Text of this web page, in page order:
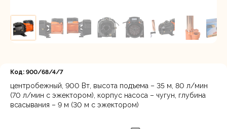
Код: 900/68/4/7
центробежный, 900 Вт, высота подъема – 35 м, 80 л/мин
(70 л/мин с эжектором), корпус насоса – чугун, глубина
всасывания – 9 м (30 м с эжектором)